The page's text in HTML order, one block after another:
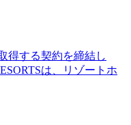
得する契約を締結し
は、リゾートホ